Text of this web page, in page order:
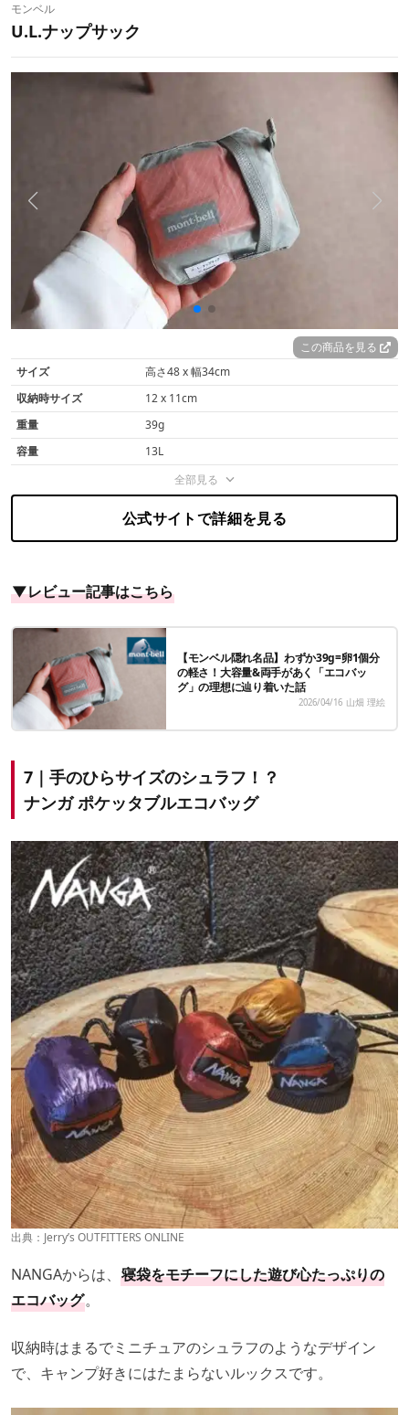
モンベル
U.L.ナップサック
この商品を見る
サイズ
高さ48 x 幅34cm
収納時サイズ
12 x 11cm
重量
39g
容量
13L
全部見る
公式サイトで詳細を見る
▼レビュー記事はこちら
【モンベル隠れ名品】わずか39g=卵1個分
の軽さ！大容量&両手があく「エコバッ
グ」の理想に辿り着いた話
2026/04/16 山畑 理絵
7｜手のひらサイズのシュラフ！？
ナンガ ポケッタブルエコバッグ
出典： Jerry’s OUTFITTERS ONLINE
NANGAからは、 寝袋をモチーフにした遊び心たっぷりの
エコバッグ。
収納時はまるでミニチュアのシュラフのようなデザイン
で、キャンプ好きにはたまらないルックスです。